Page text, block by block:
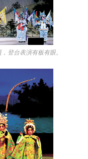
登台表演有板有眼。